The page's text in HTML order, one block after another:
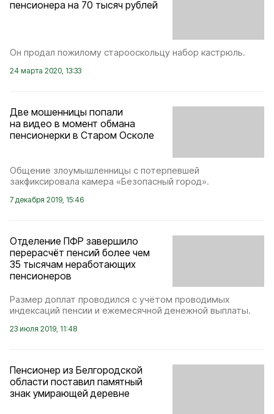
пенсионера на 70 тысяч рублей
Он продал пожилому старооскольцу набор кастрюль.
24 марта 2020, 13:33
Две мошенницы попали
на видео в момент обмана
пенсионерки в Старом Осколе
Общение злоумышленницы с потерпевшей
закфиксировала камера «Безопасный город».
7 декабря 2019, 15:46
Отделение ПФР завершило
перерасчёт пенсий более чем
35 тысячам неработающих
пенсионеров
Размер доплат проводился с учётом проводимых
индексаций пенсии и ежемесячной денежной выплаты.
23 июля 2019, 11:48
Пенсионер из Белгородской
области поставил памятный
знак умирающей деревне